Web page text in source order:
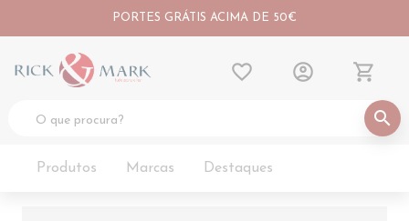
PORTES GRÁTIS ACIMA DE 50€
search
favorite_border account_circle shopping_cart
Produtos Marcas Destaques